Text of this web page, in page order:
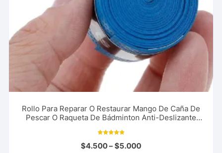
Rollo Para Reparar O Restaurar Mango De Caña De
Pescar O Raqueta De Bádminton Anti-Deslizante
5.00
de 5
$4.500–$5.000